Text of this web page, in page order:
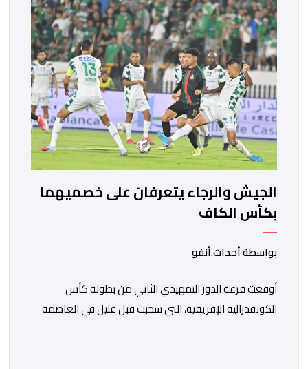
الجيش والرجاء يتعرفان على خصميهما
بكأس الكاف
بواسطة أحداث.أنفو
أوقعت قرعة الدور التمهيدي الثاني من بطولة كأس
الكونفدرالية الإفريقية، التي سحبت قبل قليل في العاصمة